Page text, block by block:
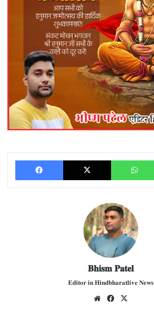
Facebook X
𝐁𝐡𝐢𝐬𝐦 𝐏𝐚𝐭𝐞𝐥
𝐄𝐝𝐢𝐭𝐨𝐫 𝐢𝐧 𝐇𝐢𝐧𝐝𝐛𝐡𝐚𝐫𝐚𝐭𝐥𝐢𝐯𝐞 𝐍𝐞𝐰𝐬
We
Fac